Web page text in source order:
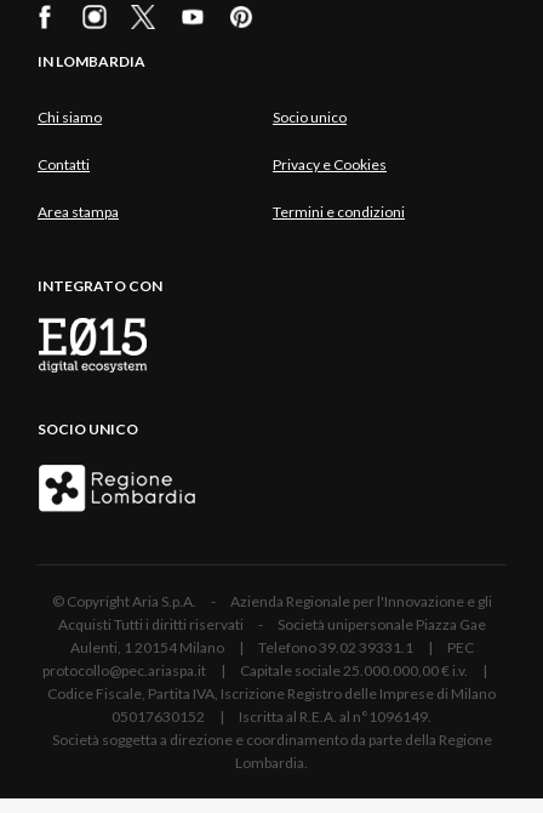
IN LOMBARDIA
Chi siamo Socio unico
Contatti Privacy e Cookies
Area stampa Termini e condizioni
INTEGRATO CON
SOCIO UNICO
© Copyright Aria S.p.A. - Azienda Regionale per l'Innovazione e gli
Acquisti Tutti i diritti riservati - Società unipersonale Piazza Gae
Aulenti, 1 20154 Milano | Telefono 39.02 39331.1 | PEC
protocollo@pec.ariaspa.it | Capitale sociale 25.000.000,00 € i.v. |
Codice Fiscale, Partita IVA, Iscrizione Registro delle Imprese di Milano
05017630152 | Iscritta al R.E.A. al n°1096149.
Società soggetta a direzione e coordinamento da parte della Regione
Lombardia.